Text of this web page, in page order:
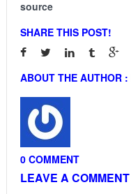
source
SHARE THIS POST!
ABOUT THE AUTHOR :
0 COMMENT
LEAVE A COMMENT